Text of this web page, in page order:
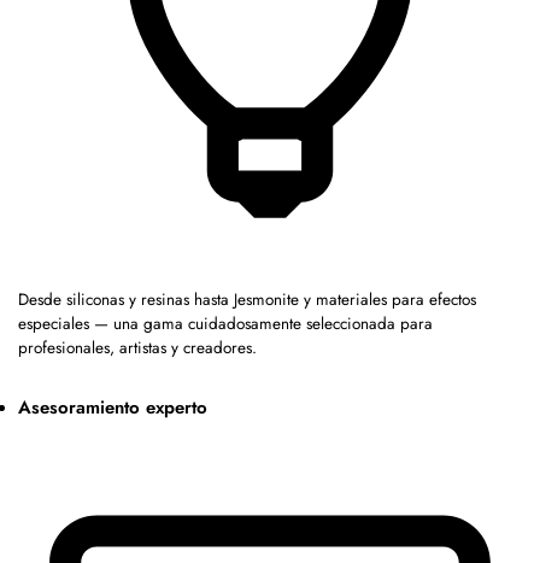
Desde siliconas y resinas hasta Jesmonite y materiales para efectos
especiales — una gama cuidadosamente seleccionada para
profesionales, artistas y creadores.
Asesoramiento experto